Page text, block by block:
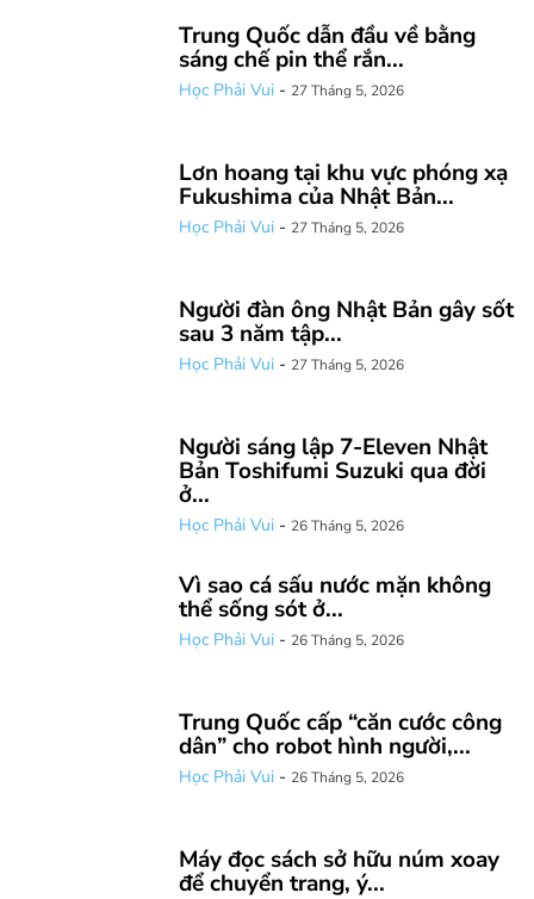
Trung Quốc dẫn đầu về bằng
sáng chế pin thể rắn...
Học Phải Vui - 27 Tháng 5, 2026
Lơn hoang tại khu vực phóng xạ
Fukushima của Nhật Bản...
Học Phải Vui - 27 Tháng 5, 2026
Người đàn ông Nhật Bản gây sốt
sau 3 năm tập...
Học Phải Vui - 27 Tháng 5, 2026
Người sáng lập 7-Eleven Nhật
Bản Toshifumi Suzuki qua đời
ở...
Học Phải Vui - 26 Tháng 5, 2026
Vì sao cá sấu nước mặn không
thể sống sót ở...
Học Phải Vui - 26 Tháng 5, 2026
Trung Quốc cấp “căn cước công
dân” cho robot hình người,...
Học Phải Vui - 26 Tháng 5, 2026
Máy đọc sách sở hữu núm xoay
để chuyển trang, ý...